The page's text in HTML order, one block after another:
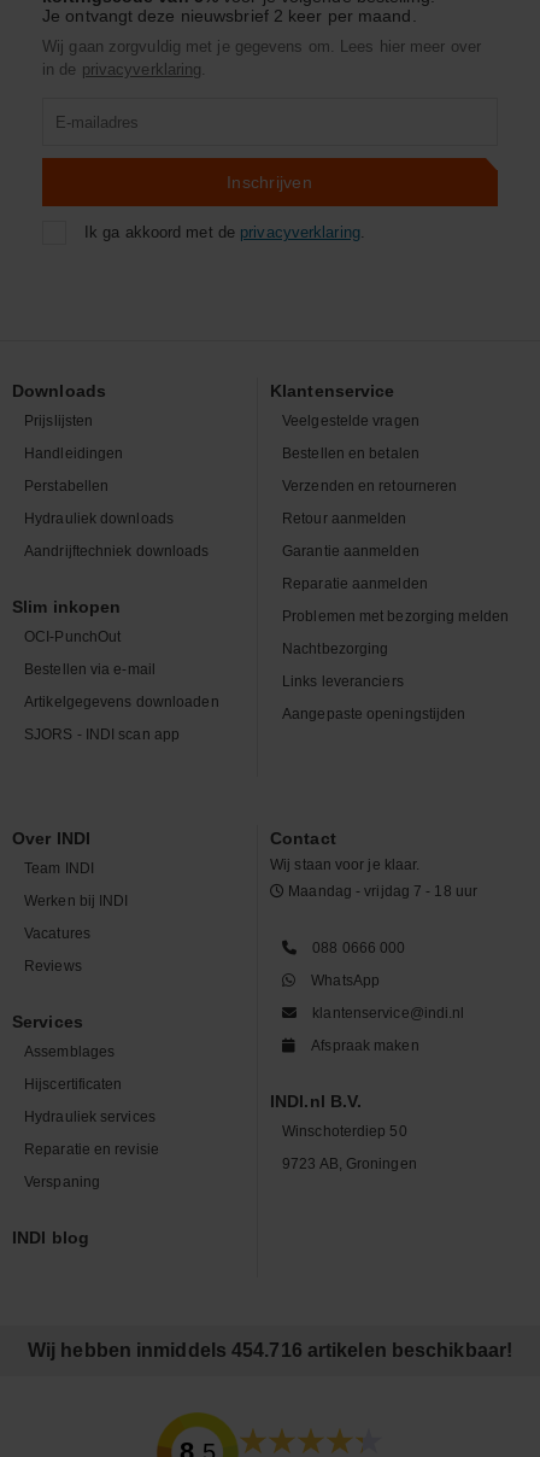
Je ontvangt deze nieuwsbrief 2 keer per maand.
Wij gaan zorgvuldig met je gegevens om. Lees hier meer over
in de privacyverklaring.
Inschrijven
Ik ga akkoord met de privacyverklaring.
Downloads
Prijslijsten
Handleidingen
Perstabellen
Hydrauliek downloads
Aandrijftechniek downloads
Slim inkopen
OCI-PunchOut
Bestellen via e-mail
Artikelgegevens downloaden
SJORS - INDI scan app
Klantenservice
Veelgestelde vragen
Bestellen en betalen
Verzenden en retourneren
Retour aanmelden
Garantie aanmelden
Reparatie aanmelden
Problemen met bezorging melden
Nachtbezorging
Links leveranciers
Aangepaste openingstijden
Over INDI
Team INDI
Werken bij INDI
Vacatures
Reviews
Services
Assemblages
Hijscertificaten
Hydrauliek services
Reparatie en revisie
Verspaning
INDI blog
Contact
Wij staan voor je klaar.
Maandag - vrijdag 7 - 18 uur
088 0666 000
WhatsApp
klantenservice@indi.nl
Afspraak maken
INDI.nl B.V.
Winschoterdiep 50
9723 AB, Groningen
Wij hebben inmiddels 454.716 artikelen beschikbaar!
8.5